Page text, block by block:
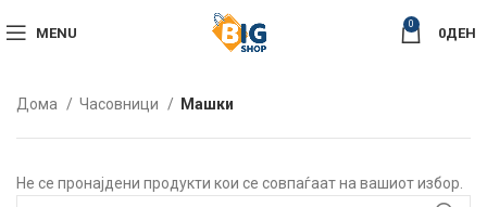
MENU
0
0ДЕН
Дома Часовници Машки
Не се пронајдени продукти кои се совпаѓаат на вашиот избор.